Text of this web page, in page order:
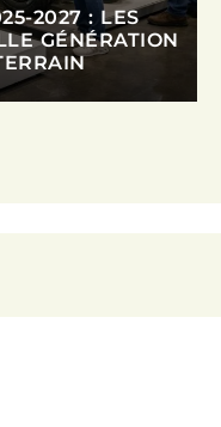
2027 : LES
GÉNÉRATION